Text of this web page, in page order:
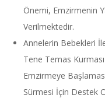
Önemi, Emzirmenin
Verilmektedir.
Annelerin Bebekleri
Tene Temas
Emzirmeye
Sürmesi İçin Destek